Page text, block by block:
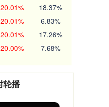
20.01% 18.37%
20.01% 6.83%
20.01% 17.26%
20.00% 7.68%
轮播